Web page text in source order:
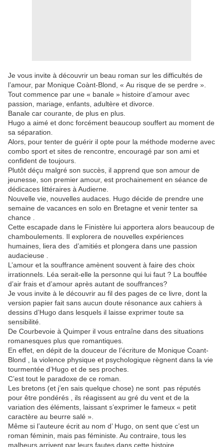
Je vous invite à découvrir un beau roman sur les difficultés de
l’amour, par Monique Coànt-Blond, « Au risque de se perdre ».
Tout commence par une « banale » histoire d’amour avec
passion, mariage, enfants, adultère et divorce.
Banale car courante, de plus en plus.
Hugo a aimé et donc forcément beaucoup souffert au moment de
sa séparation.
Alors, pour tenter de guérir il opte pour la méthode moderne avec
combo sport et sites de rencontre, encouragé par son ami et
confident de toujours.
Plutôt déçu malgré son succès, il apprend que son amour de
jeunesse, son premier amour, est prochainement en séance de
dédicaces littéraires à Audierne.
Nouvelle vie, nouvelles audaces. Hugo décide de prendre une
semaine de vacances en solo en Bretagne et venir tenter sa
chance .
Cette escapade dans le Finistère lui apportera alors beaucoup de
chamboulements. Il explorera de nouvelles expériences
humaines, liera des d’amitiés et plongera dans une passion
audacieuse .
L’amour et la souffrance amènent souvent à faire des choix
irrationnels. Léa serait-elle la personne qui lui faut ? La bouffée
d’air frais et d’amour après autant de souffrances?
Je vous invite à le découvrir au fil des pages de ce livre, dont la
version papier fait sans aucun doute résonance aux cahiers à
dessins d’Hugo dans lesquels il laisse exprimer toute sa
sensibilité.
De Courbevoie à Quimper il vous entraîne dans des situations
romanesques plus que romantiques.
En effet, en dépit de la douceur de l’écriture de Monique Coant-
Blond , la violence physique et psychologique règnent dans la vie
tourmentée d’Hugo et de ses proches.
C’est tout le paradoxe de ce roman.
Les bretons (et j’en sais quelque chose) ne sont pas réputés
pour être pondérés , ils réagissent au gré du vent et de la
variation des éléments, laissant s’exprimer le fameux « petit
caractère au beurre salé ».
Même si l’auteure écrit au nom d’ Hugo, on sent que c’est un
roman féminin, mais pas féministe. Au contraire, tous les
malheurs arrivent par leurs fautes dans cette histoire.